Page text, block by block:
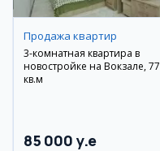
Продажа квартир
3-комнатная квартира в
новостройке на Вокзале, 77
кв.м
85 000 y.e